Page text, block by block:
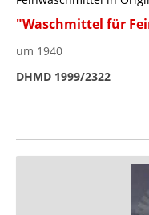
"Waschmittel für
um 1940
DHMD 1999/2322